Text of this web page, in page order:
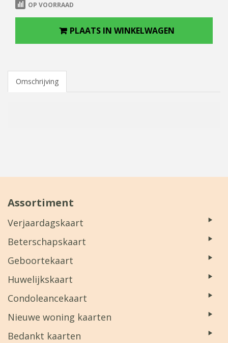
OP VOORRAAD
PLAATS IN WINKELWAGEN
Omschrijving
Assortiment
Verjaardagskaart
Beterschapskaart
Geboortekaart
Huwelijkskaart
Condoleancekaart
Nieuwe woning kaarten
Bedankt kaarten